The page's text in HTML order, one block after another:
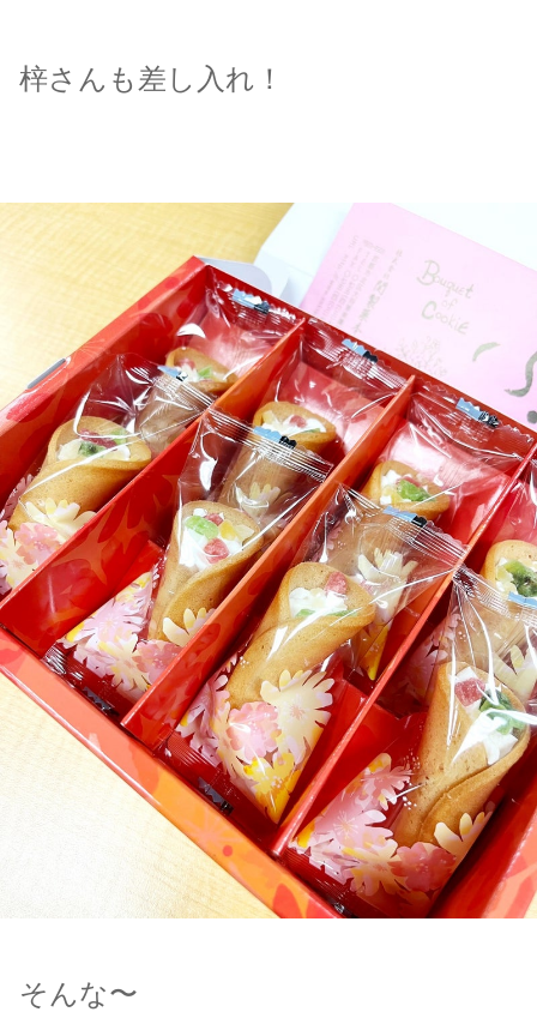
梓さんも差し入れ！
そんな〜